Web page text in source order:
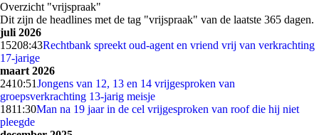
Overzicht "vrijspraak"
Dit zijn de headlines met de tag "vrijspraak" van de laatste 365 dagen.
juli 2026
15208:43Rechtbank spreekt oud-agent en vriend vrij van verkrachting
17-jarige
maart 2026
2410:51Jongens van 12, 13 en 14 vrijgesproken van
groepsverkrachting 13-jarig meisje
1811:30Man na 19 jaar in de cel vrijgesproken van roof die hij niet
pleegde